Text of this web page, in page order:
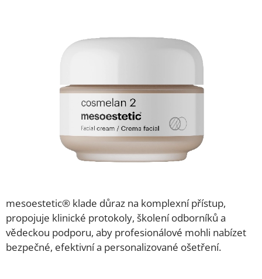
mesoestetic® klade důraz na komplexní přístup,
propojuje klinické protokoly, školení odborníků a
vědeckou podporu, aby profesionálové mohli nabízet
bezpečné, efektivní a personalizované ošetření.